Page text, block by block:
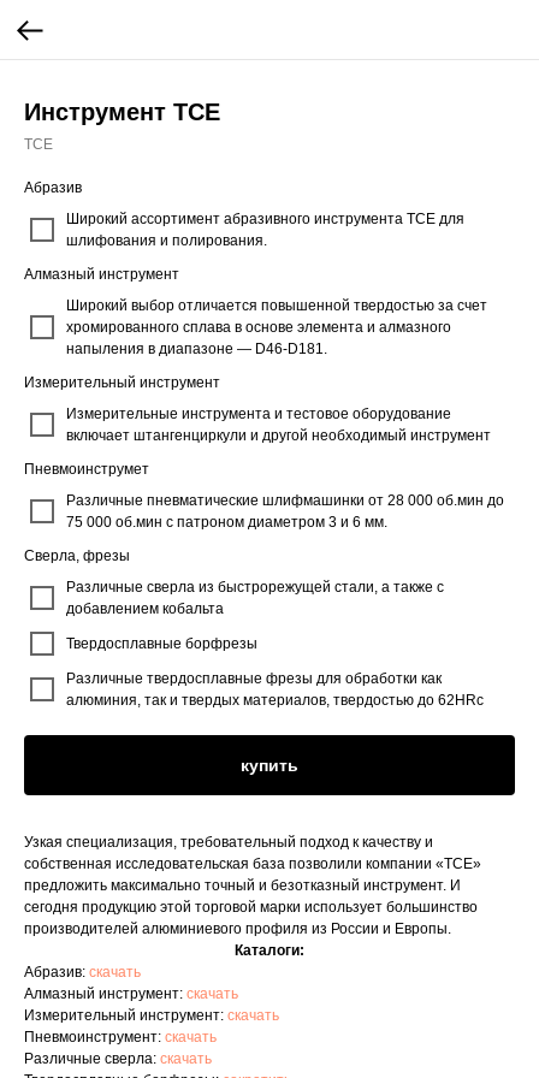
Инструмент ТСЕ
ТСЕ
Абразив
Широкий ассортимент абразивного инструмента ТСЕ для
шлифования и полирования.
Алмазный инструмент
Широкий выбор отличается повышенной твердостью за счет
хромированного сплава в основе элемента и алмазного
напыления в диапазоне — D46-D181.
Измерительный инструмент
Измерительные инструмента и тестовое оборудование
включает штангенциркули и другой необходимый инструмент
Пневмоинструмет
Различные пневматические шлифмашинки от 28 000 об.мин до
75 000 об.мин с патроном диаметром 3 и 6 мм.
Сверла, фрезы
Различные сверла из быстрорежущей стали, а также с
добавлением кобальта
Твердосплавные борфрезы
Различные твердосплавные фрезы для обработки как
алюминия, так и твердых материалов, твердостью до 62HRc
купить
Узкая специализация, требовательный подход к качеству и
собственная исследовательская база позволили компании «TCE»
предложить максимально точный и безотказный инструмент. И
сегодня продукцию этой торговой марки использует большинство
производителей алюминиевого профиля из России и Европы.
Каталоги:
Абразив: скачать
Алмазный инструмент: скачать
Измерительный инструмент: скачать
Пневмоинструмент: скачать
Различные сверла: скачать